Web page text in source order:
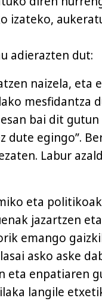
izateko,
adierazten dut:
naizela, eta
mesfidantza
bai dit gutun
dute egingo”.
Labur
eta
jazartzen
emango
asko aske
eta enpatiaren
langile